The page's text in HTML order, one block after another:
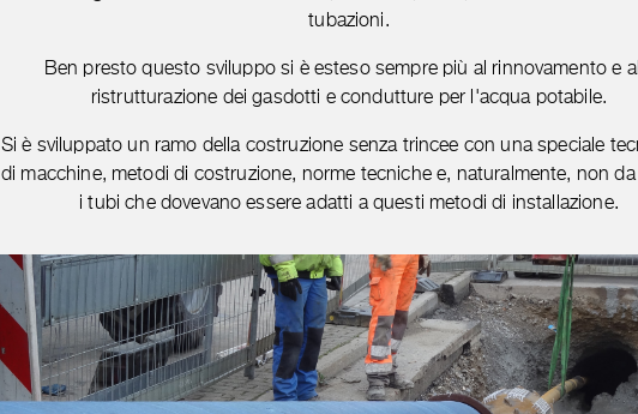
tubazioni.
Ben presto questo sviluppo si è esteso sempre più al rinnovamento e
ristrutturazione dei gasdotti e condutture per l'acqua potabile.
Si è sviluppato un ramo della costruzione senza trincee con una speciale
di macchine, metodi di costruzione, norme tecniche e, naturalmente, non
i tubi che dovevano essere adatti a questi metodi di installazione.